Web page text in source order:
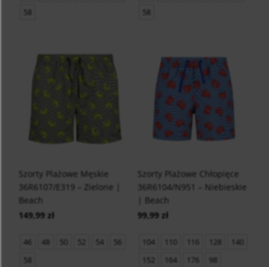
58 58
Szorty Plażowe Męskie
36R6107/E319 – Zielone |
Beach
149,99 zł
46 48 50 52 54
56
58
Szorty Plażowe Chłopięce
36R6104/N951 – Niebieskie
| Beach
99,99 zł
104 110 116 128
140
152
164 176 98